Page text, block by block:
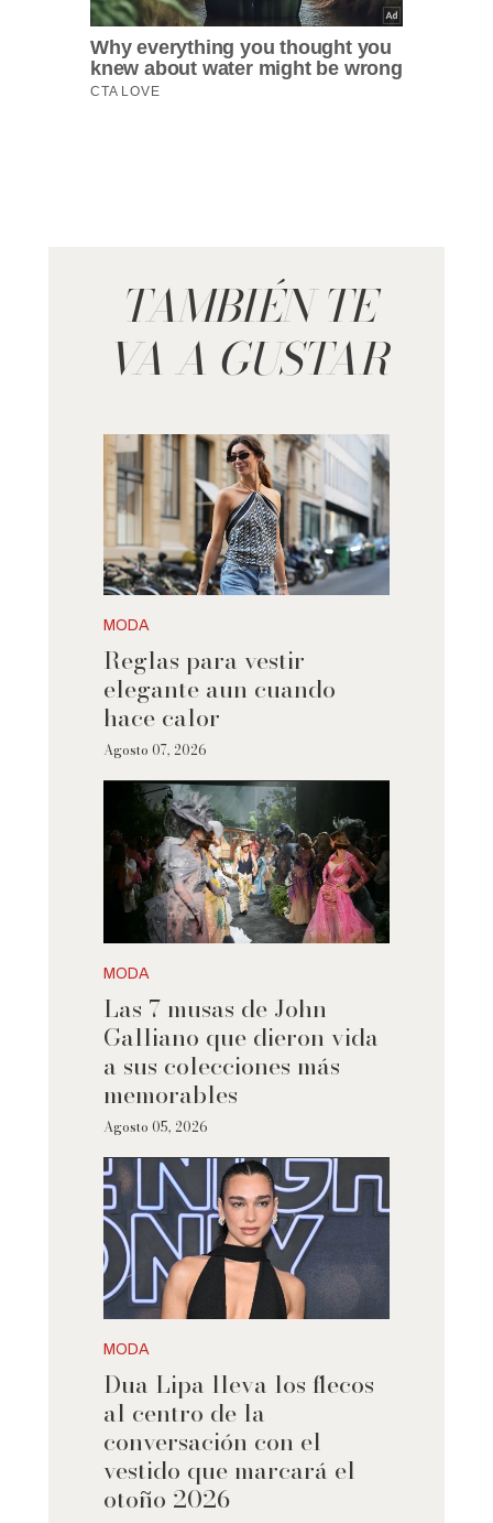
TAMBIÉN TE
VA A GUSTAR
MODA
Reglas para vestir
elegante aun cuando
hace calor
Agosto 07, 2026
MODA
Las 7 musas de John
Galliano que dieron vida
a sus colecciones más
memorables
Agosto 05, 2026
MODA
Dua Lipa lleva los flecos
al centro de la
conversación con el
vestido que marcará el
otoño 2026